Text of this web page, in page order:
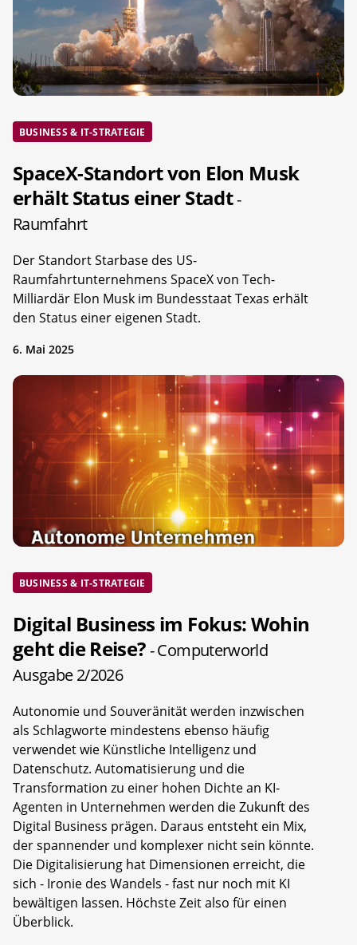
BUSINESS & IT-STRATEGIE
SpaceX-Standort von Elon Musk
erhält Status einer Stadt-
Raumfahrt
Der Standort Starbase des US-
Raumfahrtunternehmens SpaceX von Tech-
Milliardär Elon Musk im Bundesstaat Texas erhält
den Status einer eigenen Stadt.
6. Mai 2025
BUSINESS & IT-STRATEGIE
Digital Business im Fokus: Wohin
geht die Reise?- Computerworld
Ausgabe 2/2026
Autonomie und Souveränität werden inzwischen
als Schlagworte mindestens ebenso häufig
verwendet wie Künstliche Intelligenz und
Datenschutz. Automatisierung und die
Transformation zu einer hohen Dichte an KI-
Agenten in Unternehmen werden die Zukunft des
Digital Business prägen. Daraus entsteht ein Mix,
der spannender und komplexer nicht sein könnte.
Die Digitalisierung hat Dimensionen erreicht, die
sich - Ironie des Wandels - fast nur noch mit KI
bewältigen lassen. Höchste Zeit also für einen
Überblick.